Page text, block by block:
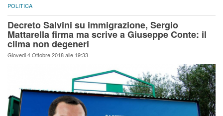
POLITICA
Decreto Salvini su immigrazione, Sergio
Mattarella firma ma scrive a Giuseppe Conte: il
clima non degeneri
Giovedi 4 Ottobre 2018 alle 19:33